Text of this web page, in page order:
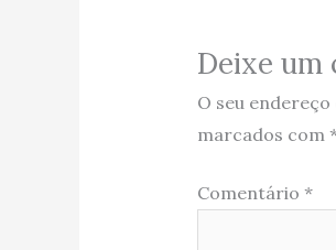
Deixe um
O seu
marcados com
Comentário *